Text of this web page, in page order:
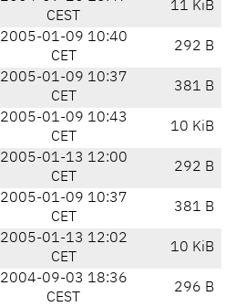
CEST
11 KiB
2005-01-09 10:40
CET
292 B
2005-01-09 10:37
CET
381 B
2005-01-09 10:43
CET
10 KiB
2005-01-13 12:00
CET
292 B
2005-01-09 10:37
CET
381 B
2005-01-13 12:02
CET
10 KiB
2004-09-03 18:36
CEST
296 B